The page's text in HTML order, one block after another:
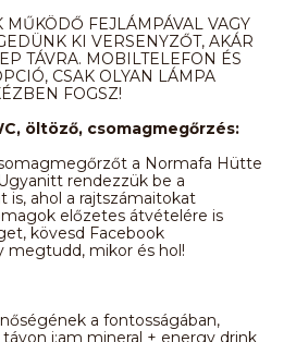
MŰKÖDŐ FEJLÁMPÁVAL VAGY
KI VERSENYZŐT, AKÁR
TÁVRA. MOBILTELEFON ÉS
CSAK OLYAN LÁMPA
FOGSZ!
öltöző, csomagmegőrzés:
a Normafa Hütte
rendezzük be a
is, ahol a rajtszámaitokat
előzetes átvételére is
kövesd Facebook
megtudd, mikor és hol!
a fontosságában,
i:am mineral + energy drink